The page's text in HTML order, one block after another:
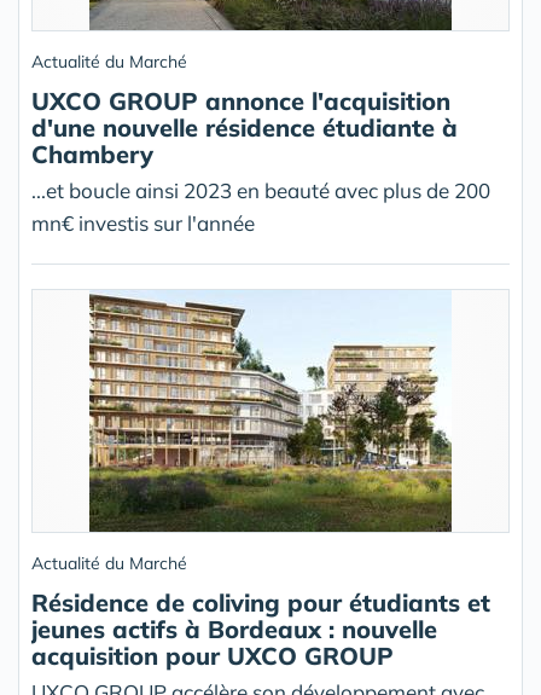
Actualité du Marché
UXCO GROUP annonce l'acquisition
d'une nouvelle résidence étudiante à
Chambery
...et boucle ainsi 2023 en beauté avec plus de 200
mn€ investis sur l'année
Actualité du Marché
Résidence de coliving pour étudiants et
jeunes actifs à Bordeaux : nouvelle
acquisition pour UXCO GROUP